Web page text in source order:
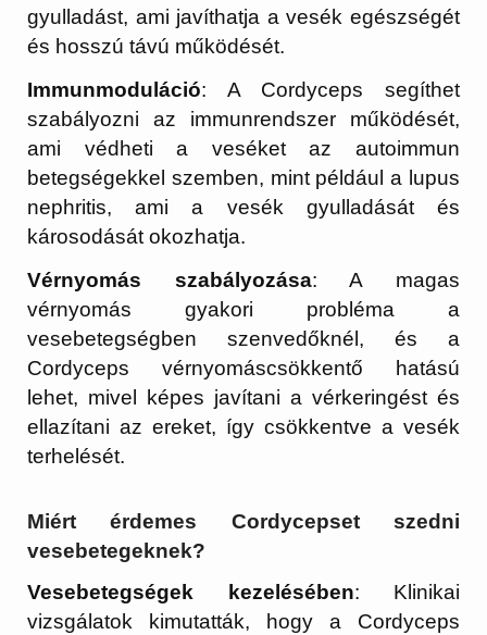
gyulladást, ami javíthatja a vesék egészségét
és hosszú távú működését.
Immunmoduláció: A Cordyceps segíthet
szabályozni az immunrendszer működését,
ami védheti a veséket az autoimmun
betegségekkel szemben, mint például a lupus
nephritis, ami a vesék gyulladását és
károsodását okozhatja.
Vérnyomás szabályozása: A magas
vérnyomás gyakori probléma a
vesebetegségben szenvedőknél, és a
Cordyceps vérnyomáscsökkentő hatású
lehet, mivel képes javítani a vérkeringést és
ellazítani az ereket, így csökkentve a vesék
terhelését.
Miért érdemes Cordycepset szedni
vesebetegeknek?
Vesebetegségek kezelésében: Klinikai
vizsgálatok kimutatták, hogy a Cordyceps